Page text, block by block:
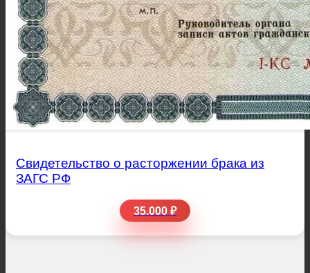
Свидетельство о расторжении брака из
ЗАГС РФ
35.000 ₽